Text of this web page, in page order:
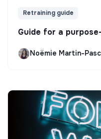
Retraining guide
Guide for a
Noëmie Martin-